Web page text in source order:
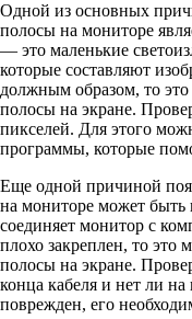
Одной из основных
полосы на мониторе
— это маленькие
которые составляют
должным образом, то
полосы на экране.
пикселей. Для этого
программы, которые
Еще одной причиной
на мониторе может быть
соединяет монитор с
плохо закреплен, то это
полосы на экране.
конца кабеля и нет ли
поврежден, его